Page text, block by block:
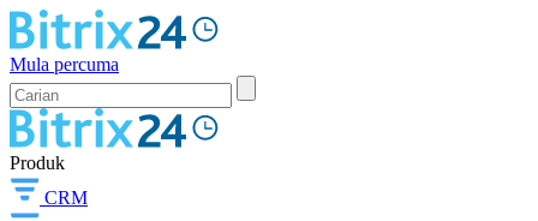
Mula percuma
Produk
CRM